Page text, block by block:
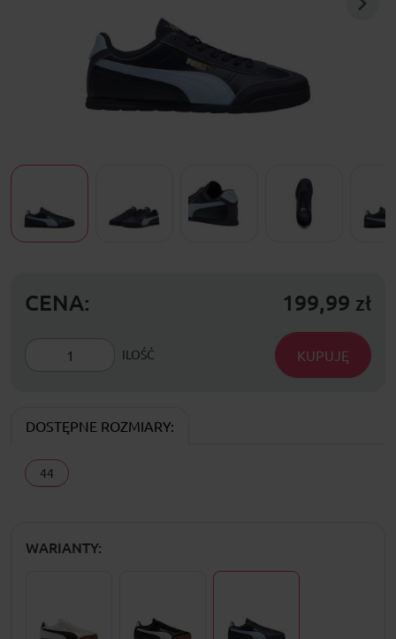
CENA: 199,99 zł
ILOŚĆ KUPUJĘ
DOSTĘPNE ROZMIARY:
44
WARIANTY: